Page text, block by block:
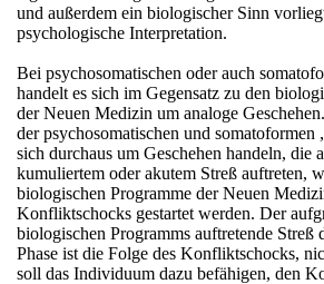
und außerdem ein biologischer Sinn
psychologische Interpretation.
Bei psychosomatischen oder auch
handelt es sich im Gegensatz zu den
der Neuen Medizin um analoge
der psychosomatischen und somatoformen
sich durchaus um Geschehen handeln, die
kumuliertem oder akutem Streß auftreten,
biologischen Programme der Neuen
Konfliktschocks gestartet werden. Der
biologischen Programms auftretende Streß
Phase ist die Folge des Konfliktschocks,
soll das Individuum dazu befähigen, den